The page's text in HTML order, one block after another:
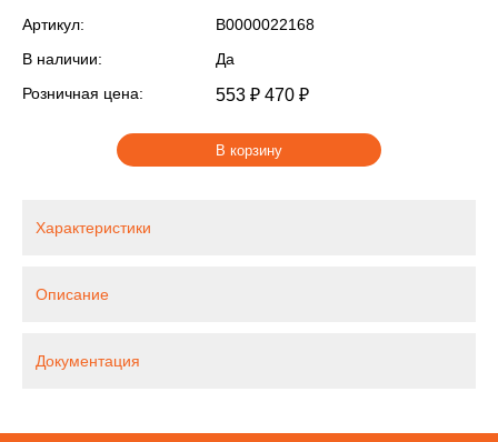
Артикул:
В0000022168
В наличии:
Да
Розничная цена:
553 ₽ 470 ₽
В корзину
Характеристики
Описание
Документация